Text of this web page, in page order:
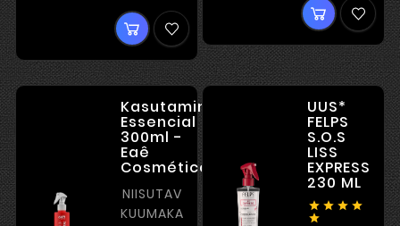
Kasutamine
Essencial
300ml -
Eaê
Cosméticos
NIISUTAV
KUUMAKAITSE
UUS*
FELPS
S.O.S
LISS
EXPRESS
230 ML
   
